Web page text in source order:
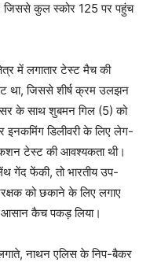
जिससे कुल स्कोर 125 पर पहुंच
में लगातार टेस्ट मैच की
था, जिससे शीर्ष क्रम उलझन
के साथ शुबमन गिल (5) को
इनकमिंग डिलीवरी के लिए लेग-
टेस्ट की आवश्यकता थी।
फेंकी, तो भारतीय उप-
को छकाने के लिए लगाए
आसान कैच पकड़ लिया।
नाथन एलिस के निप-बैकर